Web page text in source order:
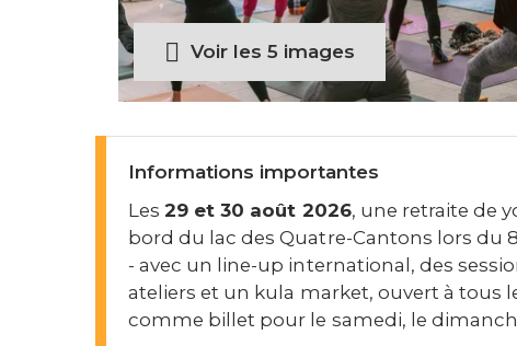
Voir les 5 images
Informations importantes
Les29 et 30 août 2026, une retraite de
bord du lac des Quatre-Cantons lors du
- avec un line-up international, des
ateliers et un kula market, ouvert à tous
comme billet pour le samedi, le